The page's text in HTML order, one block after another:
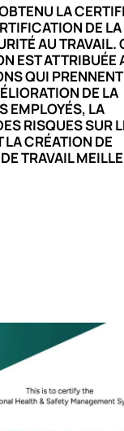
LA
DE
AU TRAVAIL.
EST ATTRIBUÉE
QUI
DE LA
EMPLOYÉS, LA
RISQUES SUR
LA CRÉATION DE
TRAVAIL